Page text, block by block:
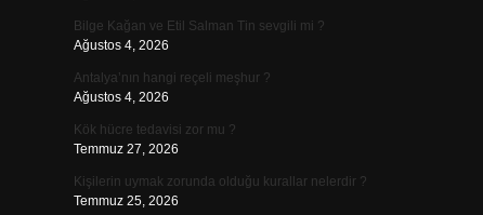
Bilge Kağan ve Etil Salman Tin sevgili mi ?
Ağustos 4, 2026
Antalya’nın hangi reçeli meşhur ?
Ağustos 4, 2026
Kök hücre tedavisi zor mu ?
Temmuz 27, 2026
Kişilerin uymak zorunda olduğu kurallar nelerdir ?
Temmuz 25, 2026